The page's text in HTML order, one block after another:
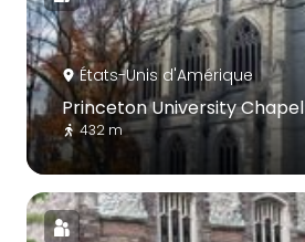
États-Unis d'Amérique
Princeton University Chapel
432 m